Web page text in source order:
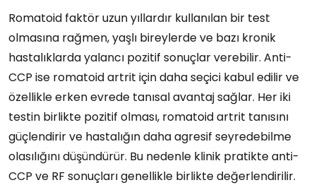
Romatoid faktör uzun yıllardır kullanılan bir test
olmasına rağmen, yaşlı bireylerde ve bazı kronik
hastalıklarda yalancı pozitif sonuçlar verebilir. Anti-
CCP ise romatoid artrit için daha seçici kabul edilir ve
özellikle erken evrede tanısal avantaj sağlar. Her iki
testin birlikte pozitif olması, romatoid artrit tanısını
güçlendirir ve hastalığın daha agresif seyredebilme
olasılığını düşündürür. Bu nedenle klinik pratikte anti-
CCP ve RF sonuçları genellikle birlikte değerlendirilir.